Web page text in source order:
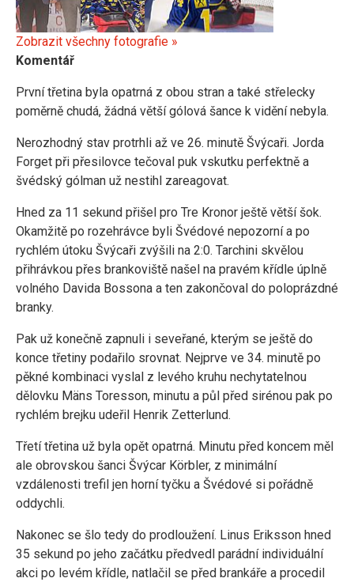
Zobrazit všechny fotografie »
Komentář
První třetina byla opatrná z obou stran a také střelecky
poměrně chudá, žádná větší gólová šance k vidění nebyla.
Nerozhodný stav protrhli až ve 26. minutě Švýcaři. Jorda
Forget při přesilovce tečoval puk vskutku perfektně a
švédský gólman už nestihl zareagovat.
Hned za 11 sekund přišel pro Tre Kronor ještě větší šok.
Okamžitě po rozehrávce byli Švédové nepozorní a po
rychlém útoku Švýcaři zvýšili na 2:0. Tarchini skvělou
přihrávkou přes brankoviště našel na pravém křídle úplně
volného Davida Bossona a ten zakončoval do poloprázdné
branky.
Pak už konečně zapnuli i seveřané, kterým se ještě do
konce třetiny podařilo srovnat. Nejprve ve 34. minutě po
pěkné kombinaci vyslal z levého kruhu nechytatelnou
dělovku Mäns Toresson, minutu a půl před sirénou pak po
rychlém brejku udeřil Henrik Zetterlund.
Třetí třetina už byla opět opatrná. Minutu před koncem měl
ale obrovskou šanci Švýcar Körbler, z minimální
vzdálenosti trefil jen horní tyčku a Švédové si pořádně
oddychli.
Nakonec se šlo tedy do prodloužení. Linus Eriksson hned
35 sekund po jeho začátku předvedl parádní individuální
akci po levém křídle, natlačil se před brankáře a procedil